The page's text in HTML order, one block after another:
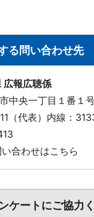
る問い合わせ先
広報広聴係
中央一丁目１番１
（代表）内線：
合わせはこちら
ケートにご協力